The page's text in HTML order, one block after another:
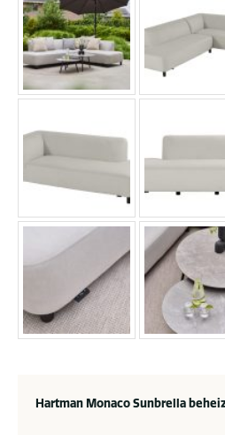
Hartman Monaco Sunbrella